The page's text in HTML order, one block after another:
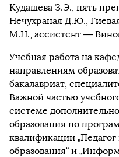
Кудашева З.Э., пять
Нечухраная Д.Ю.,
М.Н., ассистент —
Учебная работа на
направлениям
бакалавриат,
Важной частью
системе
образования по
квалификации
образования“ и